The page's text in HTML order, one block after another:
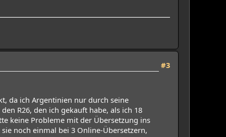
#3
da ich Argentinien nur durch seine
R26, den ich gekauft habe, als ich 18
keine Probleme mit der Übersetzung ins
noch einmal bei 3 Online-Übersetzern,